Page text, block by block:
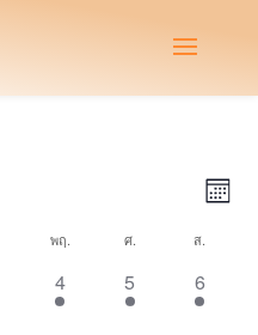
Month
พฤ. ศ. ส.
1
event,
4
1
event,
5
1
event,
6